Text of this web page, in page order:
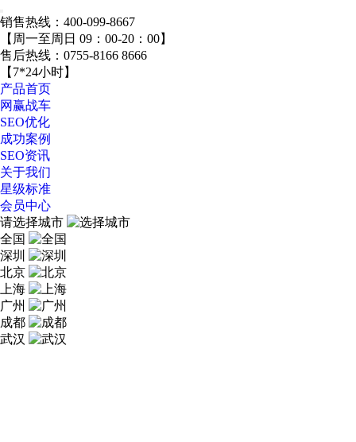
销售热线： 400-099-8667
【周一至周日 09：00-20：00】
售后热线： 0755-8166 8666
【7*24小时】
产品首页
网赢战车
SEO优化
成功案例
SEO资讯
关于我们
星级标准
会员中心
请选择城市
全国
深圳
北京
上海
广州
成都
武汉